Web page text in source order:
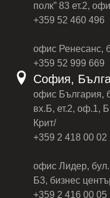
полк” 83 ет.2,
+359 52 460 496
офис Ренесанс,
+359 52 999 669
София,
офис България,
вх.Б, ет.2, оф.1,
Крит/
+359 2 418 00 02
офис Лидер, бул.
Б3, бизнес
+359 2 416 00 05